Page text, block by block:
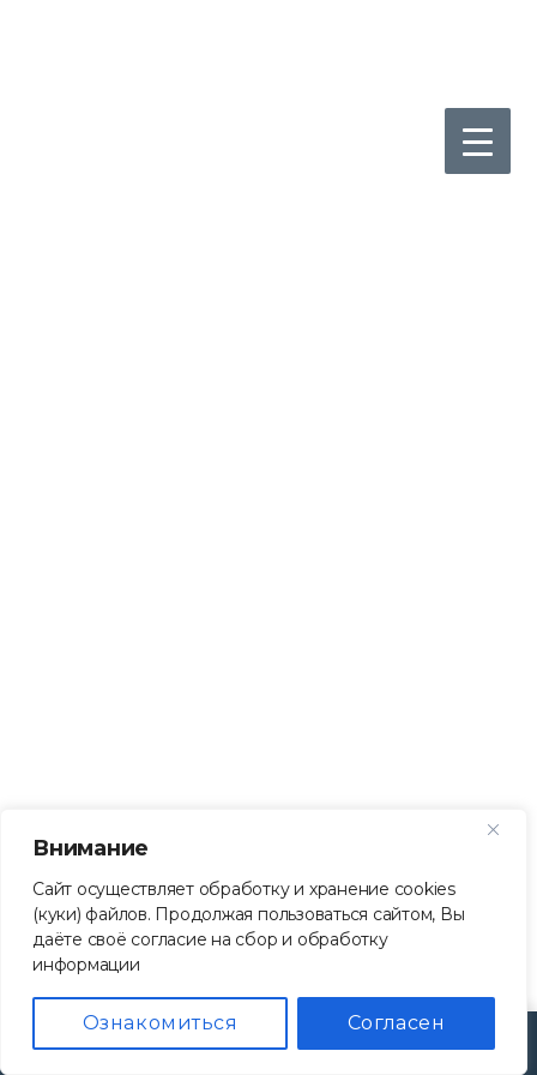
Внимание
Сайт осуществляет обработку и хранение cookies
(куки) файлов. Продолжая пользоваться сайтом, Вы
даёте своё согласие на сбор и обработку
информации
Ознакомиться Согласен